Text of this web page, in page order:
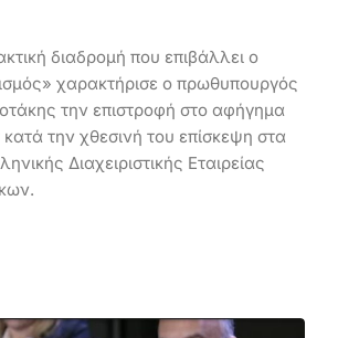
διαδρομή που επιβάλλει ο
χαρακτήρισε ο πρωθυπουργός
την επιστροφή στο αφήγημα
την χθεσινή του επίσκεψη στα
Διαχειριστικής Εταιρείας